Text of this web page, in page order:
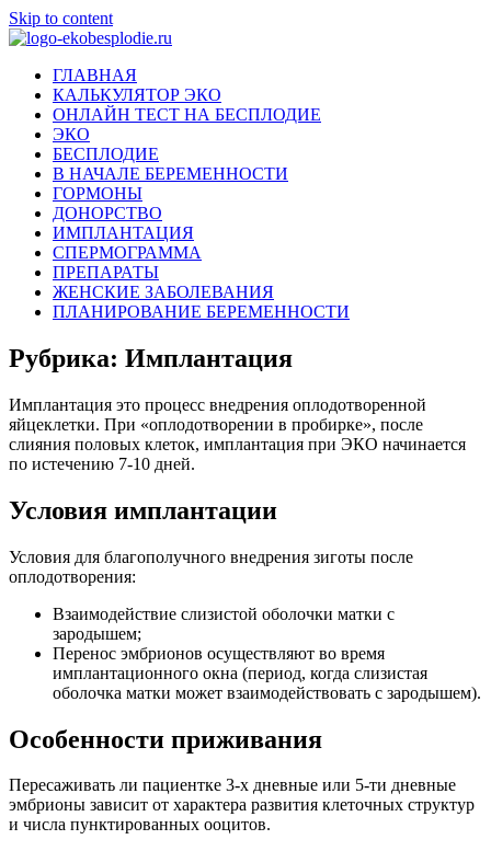
Skip to content
ekobesplodie.ru
Все
ЭКО
лечении
бесплодия
ГЛАВНАЯ
КАЛЬКУЛЯТОР ЭКО
ОНЛАЙН ТЕСТ НА БЕСПЛОДИЕ
ЭКО
БЕСПЛОДИЕ
В НАЧАЛЕ БЕРЕМЕННОСТИ
ГОРМОНЫ
ДОНОРСТВО
ИМПЛАНТАЦИЯ
СПЕРМОГРАММА
ПРЕПАРАТЫ
ЖЕНСКИЕ ЗАБОЛЕВАНИЯ
ПЛАНИРОВАНИЕ БЕРЕМЕННОСТИ
Рубрика: Имплантация
Имплантация это процесс внедрения оплодотворенной
яйцеклетки. При «оплодотворении в пробирке», после
слияния половых клеток, имплантация при ЭКО начинается
по истечению 7-10 дней.
Условия имплантации
Условия для благополучного внедрения зиготы после
оплодотворения:
Взаимодействие слизистой оболочки матки с
зародышем;
Перенос эмбрионов осуществляют во время
имплантационного окна (период, когда слизистая
оболочка матки может взаимодействовать с зародышем).
Особенности приживания
Пересаживать ли пациентке 3-х дневные или 5-ти дневные
эмбрионы зависит от характера развития клеточных структур
и числа пунктированных ооцитов.